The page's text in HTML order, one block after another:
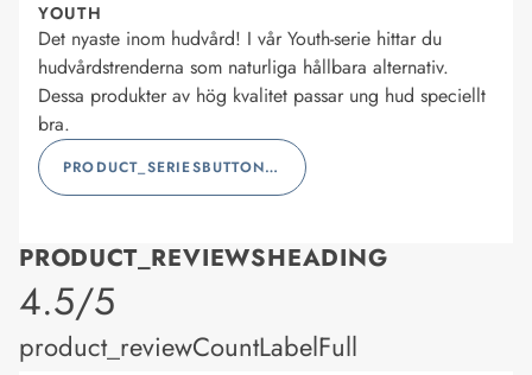
YOUTH
Det nyaste inom hudvård! I vår Youth-serie hittar du
hudvårdstrenderna som naturliga hållbara alternativ.
Dessa produkter av hög kvalitet passar ung hud speciellt
bra.
PRODUCT_SERIESBUTTONLABEL
PRODUCT_REVIEWSHEADING
product_rating
4.5/5
product_reviewCountLabelFull